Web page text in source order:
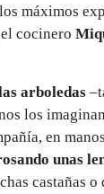
máximos
cocinero
arboledas
los
en
unas
castañas